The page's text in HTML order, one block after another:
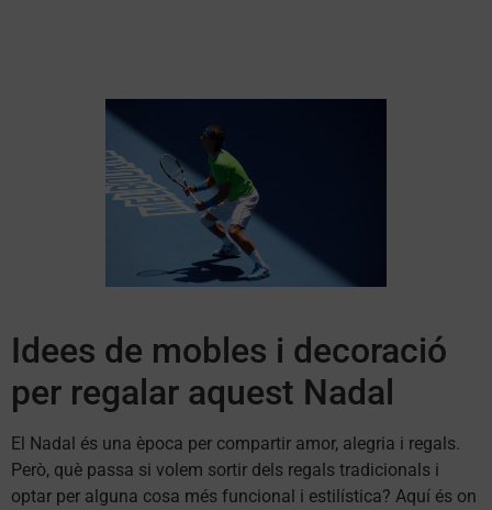
Idees de mobles i decoració
per regalar aquest Nadal
El Nadal és una època per compartir amor, alegria i regals.
Però, què passa si volem sortir dels regals tradicionals i
optar per alguna cosa més funcional i estilística? Aquí és on